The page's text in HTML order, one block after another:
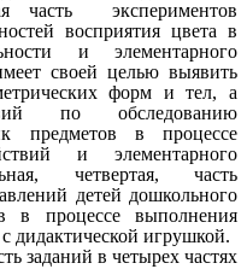
часть экспериментов
восприятия цвета в
и элементарного
своей целью выявить
форм и тел, а
по обследованию
предметов в процессе
и элементарного
четвертая, часть
детей дошкольного
в процессе выполнения
дидактической игрушкой.
заданий в четырех частях